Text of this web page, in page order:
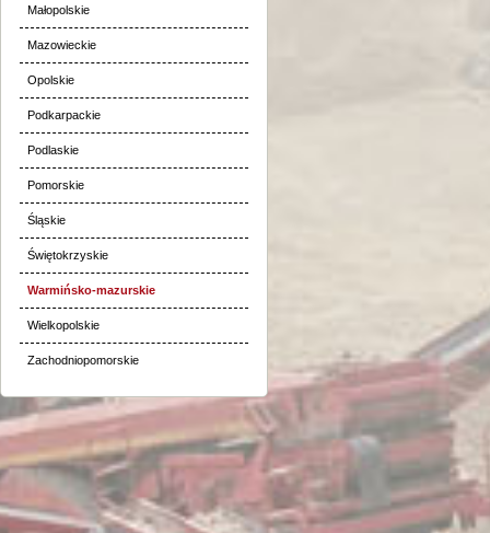
Małopolskie
Mazowieckie
Opolskie
Podkarpackie
Podlaskie
Pomorskie
Śląskie
Świętokrzyskie
Warmińsko-mazurskie
Wielkopolskie
Zachodniopomorskie